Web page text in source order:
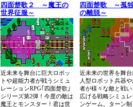
四面楚歌２ ～魔王の
世界征服～
近未来を舞台に巨大ロボッ
トや超能力者が戦うシミュ
レーションRPG｢四面楚歌｣
シリーズ第2弾！今度の敵は
魔王とモンスター！君は世
四面楚歌 ～孤
の離脱～
近未来の世界を舞
人型ロボット兵器
者が様々な敵と戦
広げる戦略シミュ
ンゲーム。ターン